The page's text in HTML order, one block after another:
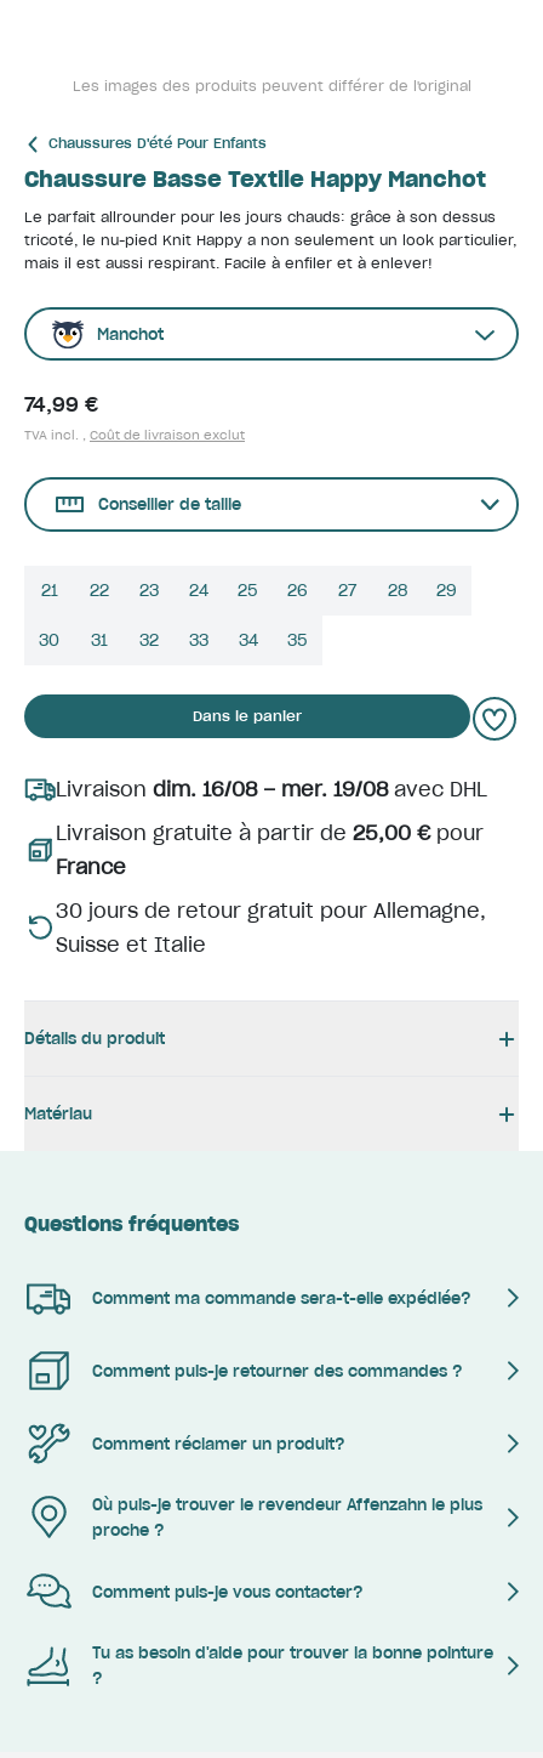
Les images des produits peuvent différer de l'original
Chaussures D'été Pour Enfants
Chaussure Basse Textile Happy Manchot
Le parfait allrounder pour les jours chauds: grâce à son dessus
tricoté, le nu-pied Knit Happy a non seulement un look particulier,
mais il est aussi respirant. Facile à enfiler et à enlever!
Manchot
74,99 €
TVA incl. , Coût de livraison exclut
Conseiller de taille
21 22 23 24 25 26 27 28 29
30 31 32 33 34 35
Dans le panier
Livraison dim. 16/08 – mer. 19/08avec DHL
Livraison gratuite à partir de 25,00 €pour
France
30 jours de retour gratuit pour Allemagne,
Suisse et Italie
Détails du produit
Matériau
Questions fréquentes
Comment ma commande sera-t-elle expédiée?
Comment puis-je retourner des commandes ?
Comment réclamer un produit?
Où puis-je trouver le revendeur Affenzahn le plus
proche ?
Comment puis-je vous contacter?
Tu as besoin d'aide pour trouver la bonne pointure
?